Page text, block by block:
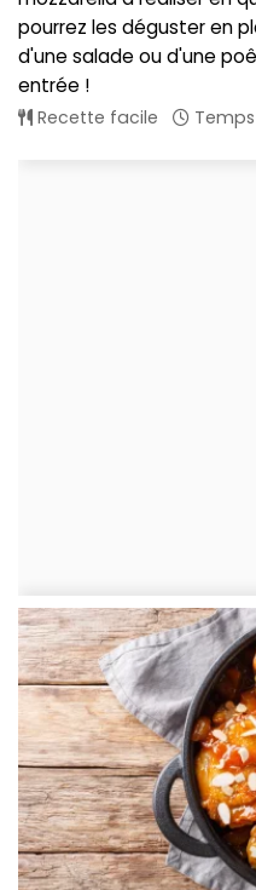
pourrez les déguster en
d'une salade ou d'une
entrée !
Recette facile